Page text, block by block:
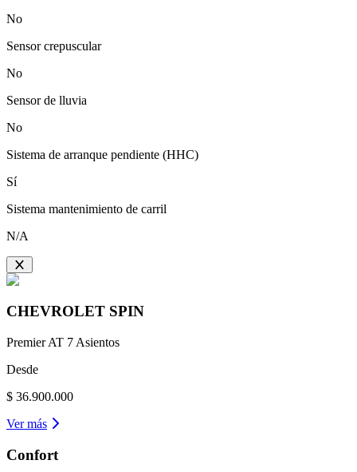
No
Sensor crepuscular
No
Sensor de lluvia
No
Sistema de arranque pendiente (HHC)
Sí
Sistema mantenimiento de carril
N/A
CHEVROLET SPIN
Premier AT 7 Asientos
Desde
$ 36.900.000
Ver más
Confort